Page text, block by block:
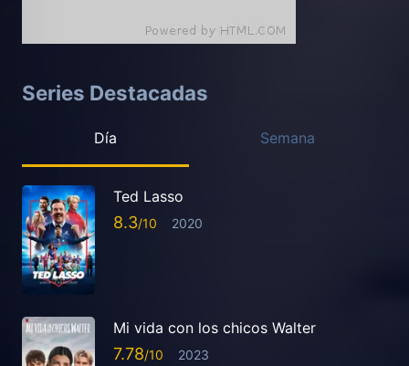
Series Destacadas
Día Semana
Ted Lasso
8.3 2020
Mi vida con los chicos Walter
7.78 2023